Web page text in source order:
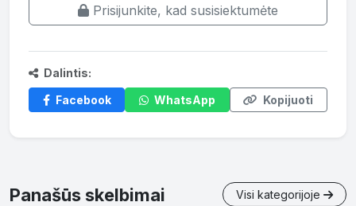
Prisijunkite, kad susisiektumėte
Dalintis:
Facebook
WhatsApp Kopijuoti
Panašūs skelbimai Visi kategorijoje